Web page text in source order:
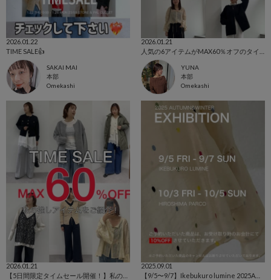
2026.01.22
TIME SALE👍
SAKAI MAI
本部
Omekashi
2026.01.21
YUNA
本部
Omekashi
2026.01.21
2025.09.01
【9/5〜9/7】Ikebukuro lumine 2025AW 受注会開催